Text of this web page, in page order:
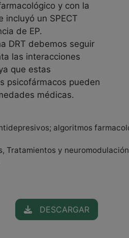
y con la
incluyó un SPECT
de EP.
DRT debemos seguir
las interacciones
que estas
psicofármacos pueden
médicas.
algoritmos
Tratamientos y
DESCARGAR